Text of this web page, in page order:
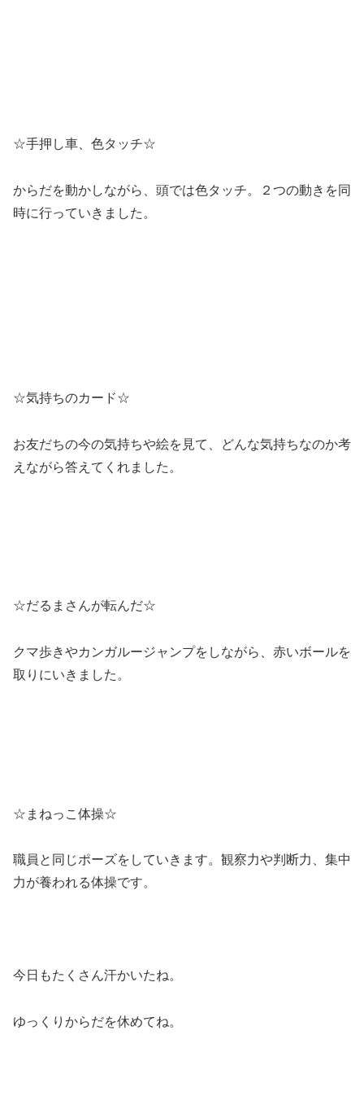
☆手押し車、色タッチ☆
からだを動かしながら、頭では色タッチ。２つの動きを同
時に行っていきました。
☆気持ちのカード☆
お友だちの今の気持ちや絵を見て、どんな気持ちなのか考
えながら答えてくれました。
☆だるまさんが転んだ☆
クマ歩きやカンガルージャンプをしながら、赤いボールを
取りにいきました。
☆まねっこ体操☆
職員と同じポーズをしていきます。観察力や判断力、集中
力が養われる体操です。
今日もたくさん汗かいたね。
ゆっくりからだを休めてね。